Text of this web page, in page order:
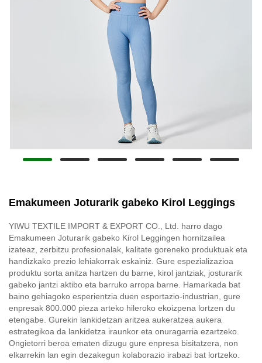
Emakumeen Joturarik gabeko Kirol Leggings
YIWU TEXTILE IMPORT & EXPORT CO., Ltd. harro dago
Emakumeen Joturarik gabeko Kirol Leggingen hornitzailea
izateaz, zerbitzu profesionalak, kalitate goreneko produktuak eta
handizkako prezio lehiakorrak eskainiz. Gure espezializazioa
produktu sorta anitza hartzen du barne, kirol jantziak, josturarik
gabeko jantzi aktibo eta barruko arropa barne. Hamarkada bat
baino gehiagoko esperientzia duen esportazio-industrian, gure
enpresak 800.000 pieza arteko hileroko ekoizpena lortzen du
etengabe. Gurekin lankidetzan aritzea aukeratzea aukera
estrategikoa da lankidetza iraunkor eta onuragarria ezartzeko.
Ongietorri beroa ematen dizugu gure enpresa bisitatzera, non
elkarrekin lan egin dezakegun kolaborazio irabazi bat lortzeko.